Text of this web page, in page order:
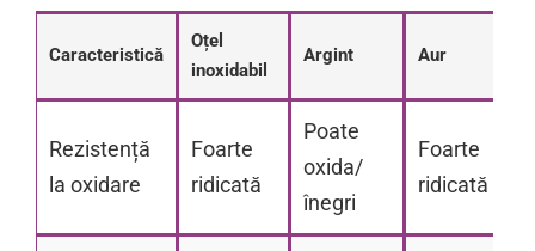
Caracteristică
Oțel
inoxidabil
Argint Aur
Rezistență
la oxidare
Foarte
ridicată
Poate
oxida/
înegri
Foarte
ridicată